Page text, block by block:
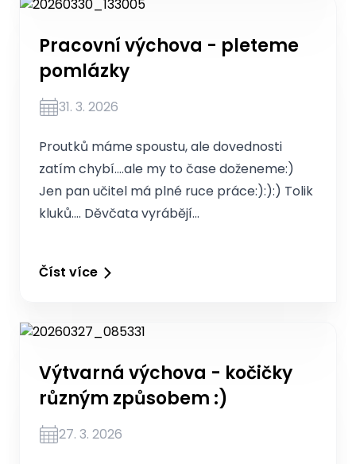
Pracovní výchova - pleteme
pomlázky
31. 3. 2026
Proutků máme spoustu, ale dovednosti
zatím chybí….ale my to čase doženeme:)
Jen pan učitel má plné ruce práce:):):) Tolik
kluků…. Děvčata vyrábějí…
Číst více
Výtvarná výchova - kočičky
různým způsobem :)
27. 3. 2026